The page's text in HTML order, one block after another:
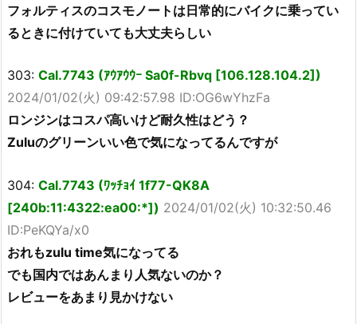
フォルティスのコスモノートは日常的にバイクに乗ってい
るときに付けていても大丈夫らしい
303: Cal.7743 (ｱｳｱｳｳｰ Sa0f-Rbvq [106.128.104.2])
2024/01/02(火) 09:42:57.98 ID:OG6wYhzFa
ロンジンはコスパ高いけど耐久性はどう？
Zuluのグリーンいい色で気になってるんですが
304: Cal.7743 (ﾜｯﾁｮｲ 1f77-QK8A
[240b:11:4322:ea00:*]) 2024/01/02(火) 10:32:50.46
ID:PeKQYa/x0
おれもzulu time気になってる
でも国内ではあんまり人気ないのか？
レビューをあまり見かけない